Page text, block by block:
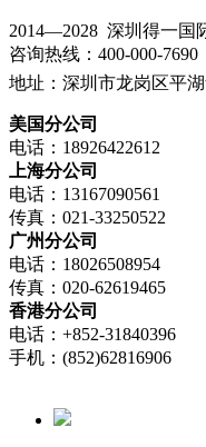
2014—2028 深圳得一国
咨询热线：400-000-
地址：深圳市龙岗区平
美国分公司
电话：18926422612
上海分公司
电话：13167090561
传真：021-33250522
广州分公司
电话：18026508954
传真：020-62619465
香港分公司
电话：+852-31840396
手机：(852)62816906